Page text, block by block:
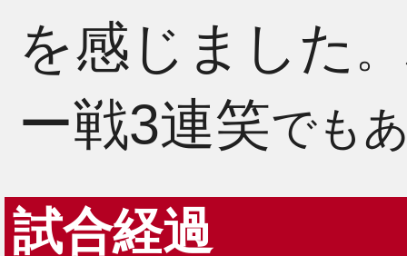
を感じました
ー戦3連笑でも
試合経過